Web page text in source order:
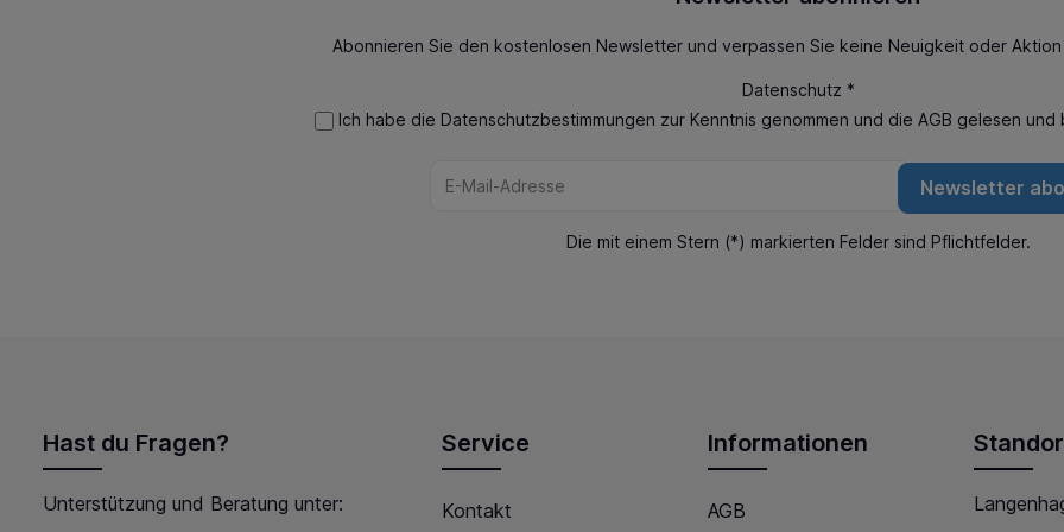
Abonnieren Sie den kostenlosen Newsletter und verpassen Sie keine Neuigkeit oder
Datenschutz *
Ich habe die Datenschutzbestimmungen zur Kenntnis genommen und die AGB gelesen und
Newsletter
Die mit einem Stern (*) markierten Felder sind Pflichtfelder.
Hast du Fragen?
Unterstützung und Beratung unter:
Service
Kontakt
Informationen
AGB